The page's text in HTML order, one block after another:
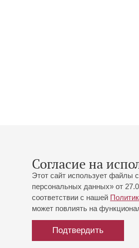
Согласие на
Этот сайт использует файлы
персональных данных» от
соответствии с нашей
может повлиять на
Подтвердить